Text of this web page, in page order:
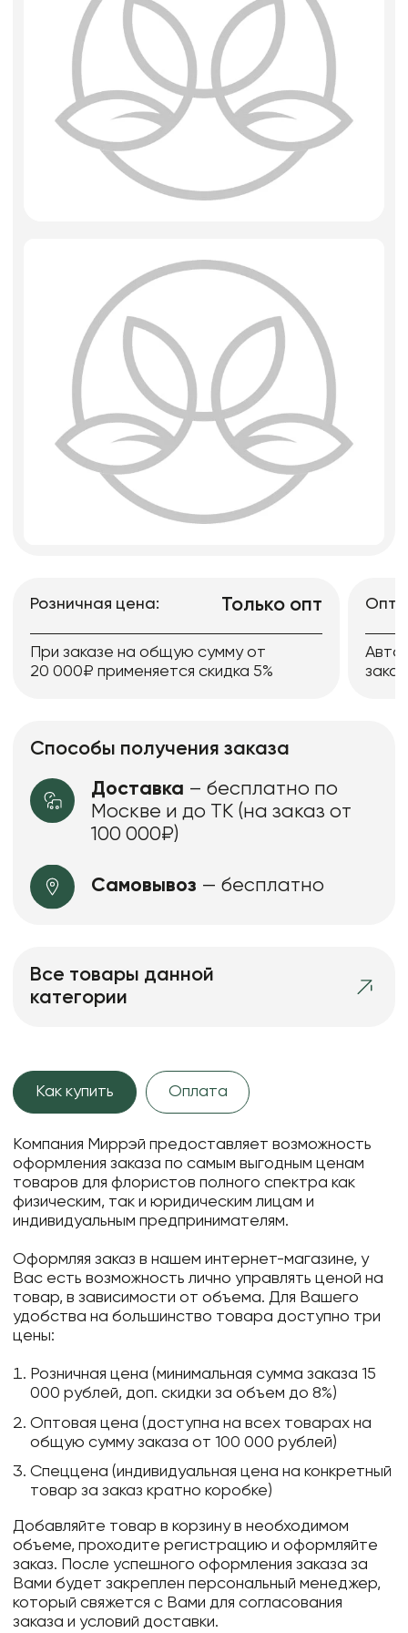
Изделия из металла
Сухоцветы
Розничная цена: Только опт
При заказе на общую сумму от
20 000₽ применяется скидка 5%
Способы получения заказа
Доставка – бесплатно по
Москве и до ТК (на заказ от
100 000₽)
Самовывоз — бесплатно
Все товары данной
категории
Как купить Оплата
Компания Миррэй предоставляет возможность
оформления заказа по самым выгодным ценам
товаров для флористов полного спектра как
физическим, так и юридическим лицам и
индивидуальным предпринимателям.
Оформляя заказ в нашем интернет-магазине, у
Вас есть возможность лично управлять ценой на
товар, в зависимости от объема. Для Вашего
удобства на большинство товара доступно три
цены:
Розничная цена (минимальная сумма заказа 15
000 рублей, доп. скидки за объем до 8%)
Оптовая цена (доступна на всех товарах на
общую сумму заказа от 100 000 рублей)
Спеццена (индивидуальная цена на конкретный
товар за заказ кратно коробке)
Добавляйте товар в корзину в необходимом
объеме, проходите регистрацию и оформляйте
заказ. После успешного оформления заказа за
Вами будет закреплен персональный менеджер,
который свяжется с Вами для согласования
заказа и условий доставки.